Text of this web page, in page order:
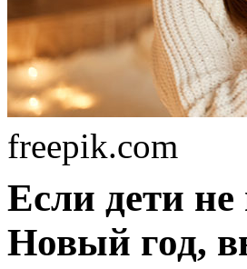
freepik.com
Если дети не
Новый год,